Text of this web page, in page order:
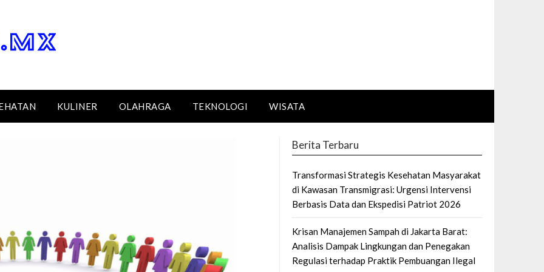
KULINER OLAHRAGA TEKNOLOGI WISATA
Berita Terbaru
Transformasi Strategis Kesehatan Masyarakat
di Kawasan Transmigrasi: Urgensi Intervensi
Berbasis Data dan Ekspedisi Patriot 2026
Krisan Manajemen Sampah di Jakarta Barat:
Analisis Dampak Lingkungan dan Penegakan
Regulasi terhadap Praktik Pembuangan Ilegal